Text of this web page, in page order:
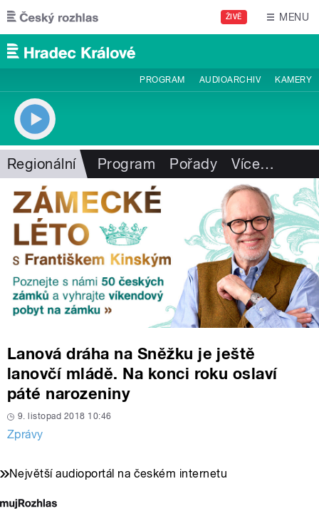
Přejít k hlavnímu obsahu
ŽIVĚ MENU
PROGRAM AUDIOARCHIV KAMERY
Regionální Program Pořady Více…
Lanová dráha na Sněžku je ještě
lanovčí mládě. Na konci roku oslaví
páté narozeniny
9. listopad 2018 10:46
Zprávy
Největší audioportál na českém internetu